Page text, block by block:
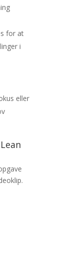
for at
i
eller